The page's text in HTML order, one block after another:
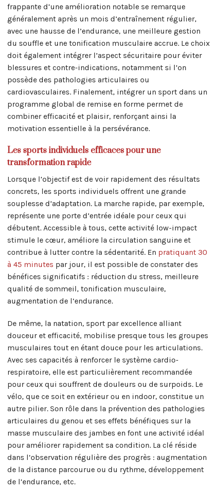
frappante d’une amélioration notable se remarque
généralement après un mois d’entraînement régulier,
avec une hausse de l’endurance, une meilleure gestion
du souffle et une tonification musculaire accrue. Le choix
doit également intégrer l’aspect sécuritaire pour éviter
blessures et contre-indications, notamment si l’on
possède des pathologies articulaires ou
cardiovasculaires. Finalement, intégrer un sport dans un
programme global de remise en forme permet de
combiner efficacité et plaisir, renforçant ainsi la
motivation essentielle à la persévérance.
Les sports individuels efficaces pour une
transformation rapide
Lorsque l’objectif est de voir rapidement des résultats
concrets, les sports individuels offrent une grande
souplesse d’adaptation. La marche rapide, par exemple,
représente une porte d’entrée idéale pour ceux qui
débutent. Accessible à tous, cette activité low-impact
stimule le cœur, améliore la circulation sanguine et
contribue à lutter contre la sédentarité. En pratiquant 30
à 45 minutes par jour, il est possible de constater des
bénéfices significatifs : réduction du stress, meilleure
qualité de sommeil, tonification musculaire,
augmentation de l’endurance.
De même, la natation, sport par excellence alliant
douceur et efficacité, mobilise presque tous les groupes
musculaires tout en étant douce pour les articulations.
Avec ses capacités à renforcer le système cardio-
respiratoire, elle est particulièrement recommandée
pour ceux qui souffrent de douleurs ou de surpoids. Le
vélo, que ce soit en extérieur ou en indoor, constitue un
autre pilier. Son rôle dans la prévention des pathologies
articulaires du genou et ses effets bénéfiques sur la
masse musculaire des jambes en font une activité idéal
pour améliorer rapidement sa condition. La clé réside
dans l’observation régulière des progrès : augmentation
de la distance parcourue ou du rythme, développement
de l’endurance, etc.